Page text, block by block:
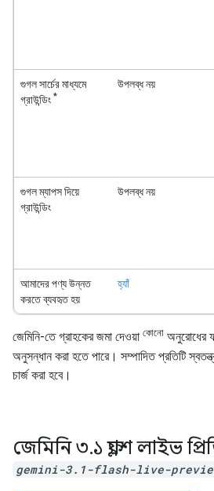
গুগল সার্চের মাধ্যমে
গ্রাউন্ডিং *
উপলব্ধ নয়
গুগল ম্যাপস দিয়ে
গ্রাউন্ডিং
উপলব্ধ নয়
আমাদের পণ্য উন্নত
করতে ব্যবহৃত হয়
হ্যাঁ
জেমিনি-তে গ্রাহকের জমা দেওয়া কোনো অনুরোধের
অনুসন্ধান করা হতে পারে। সম্পাদিত প্রতিটি
চার্জ করা হবে।
জেমিনি ৩.১ ফ্ল্যাশ লাইভ
gemini-3.1-flash-live-